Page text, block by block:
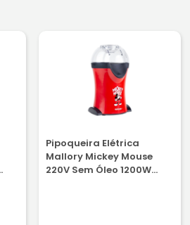
Pipoqueira Elétrica
Mallory Mickey Mouse
220V Sem Óleo 1200W